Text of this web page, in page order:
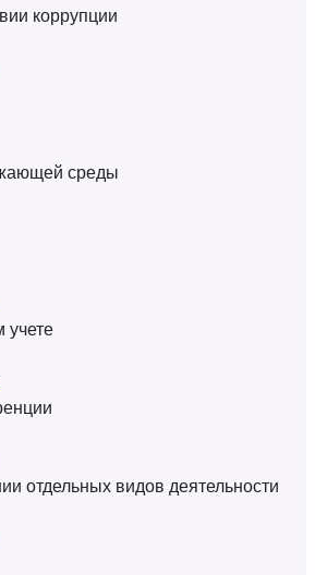
коррупции
среды
учете
отдельных видов деятельности